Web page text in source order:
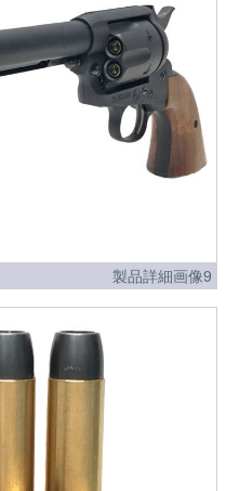
製品詳細画像9